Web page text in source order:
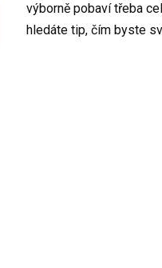
výborně pobaví třeba
hledáte tip, čím byste